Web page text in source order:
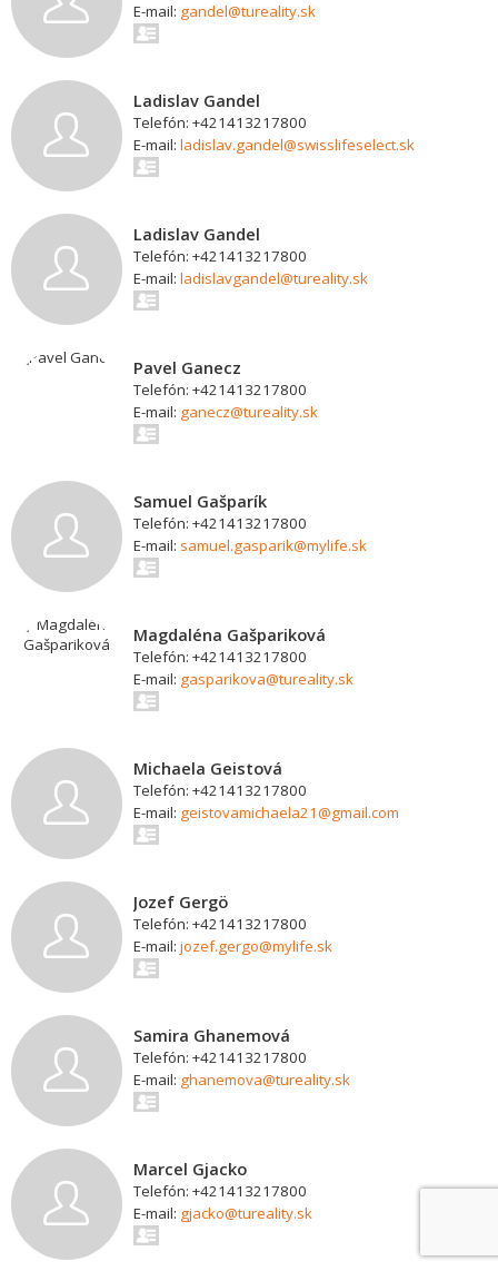
E-mail: gandel@tureality.sk
Ladislav Gandel
Telefón: +421413217800
E-mail: ladislav.gandel@swisslifeselect.sk
Ladislav Gandel
Telefón: +421413217800
E-mail: ladislavgandel@tureality.sk
Pavel Ganecz
Telefón: +421413217800
E-mail: ganecz@tureality.sk
Samuel Gašparík
Telefón: +421413217800
E-mail: samuel.gasparik@mylife.sk
Magdaléna Gašpariková
Telefón: +421413217800
E-mail: gasparikova@tureality.sk
Michaela Geistová
Telefón: +421413217800
E-mail: geistovamichaela21@gmail.com
Jozef Gergö
Telefón: +421413217800
E-mail: jozef.gergo@mylife.sk
Samira Ghanemová
Telefón: +421413217800
E-mail: ghanemova@tureality.sk
Marcel Gjacko
Telefón: +421413217800
E-mail: gjacko@tureality.sk